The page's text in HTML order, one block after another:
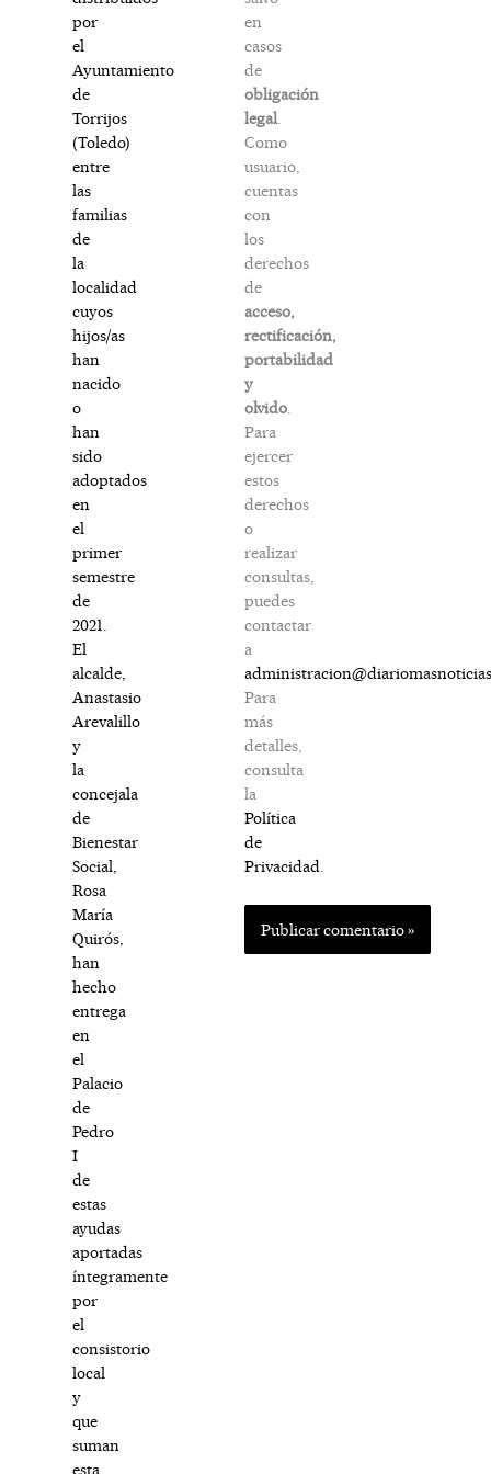
por
el
Ayuntamiento
de
Torrijos
(Toledo)
entre
las
familias
de
la
localidad
cuyos
hijos/as
han
nacido
o
han
sido
adoptados
en
el
primer
semestre
de
2021.
El
alcalde,
Anastasio
Arevalillo
y
la
concejala
de
Bienestar
Social,
Rosa
María
Quirós,
han
hecho
entrega
en
el
Palacio
de
Pedro
I
de
estas
ayudas
aportadas
íntegramente
por
el
consistorio
local
y
que
suman
esta
en
casos
de
obligación
legal
Como
usuario,
cuentas
con
los
derechos
de
acceso,
rectificación,
portabilidad
y
olvido
Para
ejercer
estos
derechos
o
realizar
consultas,
puedes
contactar
a
Para
más
detalles,
consulta
la
Política
de
Privacidad